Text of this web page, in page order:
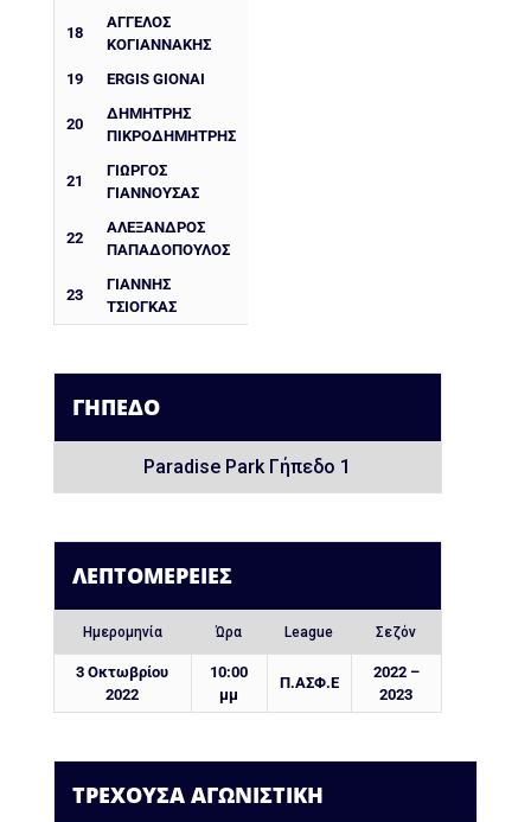
18
ΆΓΓΕΛΟΣ
ΚΟΓΙΑΝΝΆΚΗΣ
19
ERGIS GIONAI
20
ΔΗΜΉΤΡΗΣ
ΠΙΚΡΟΔΗΜΉΤΡΗΣ
21
ΓΙΏΡΓΟΣ
ΓΙΑΝΝΟΥΣΆΣ
22
ΑΛΈΞΑΝΔΡΟΣ
ΠΑΠΑΔΌΠΟΥΛΟΣ
23
ΓΙΆΝΝΗΣ
ΤΣΙΌΓΚΑΣ
ΓΉΠΕΔΟ
Paradise Park Γήπεδο 1
ΛΕΠΤΟΜΈΡΕΙΕΣ
Ημερομηνία Ώρα League Σεζόν
3 Οκτωβρίου
2022
10:00
μμ
Π.ΑΣΦ.Ε
2022 –
2023
ΤΡΕΧΟΥΣΑ ΑΓΩΝΙΣΤΙΚΗ